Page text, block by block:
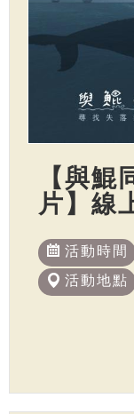
【與
片】線
活動時間
活動地點